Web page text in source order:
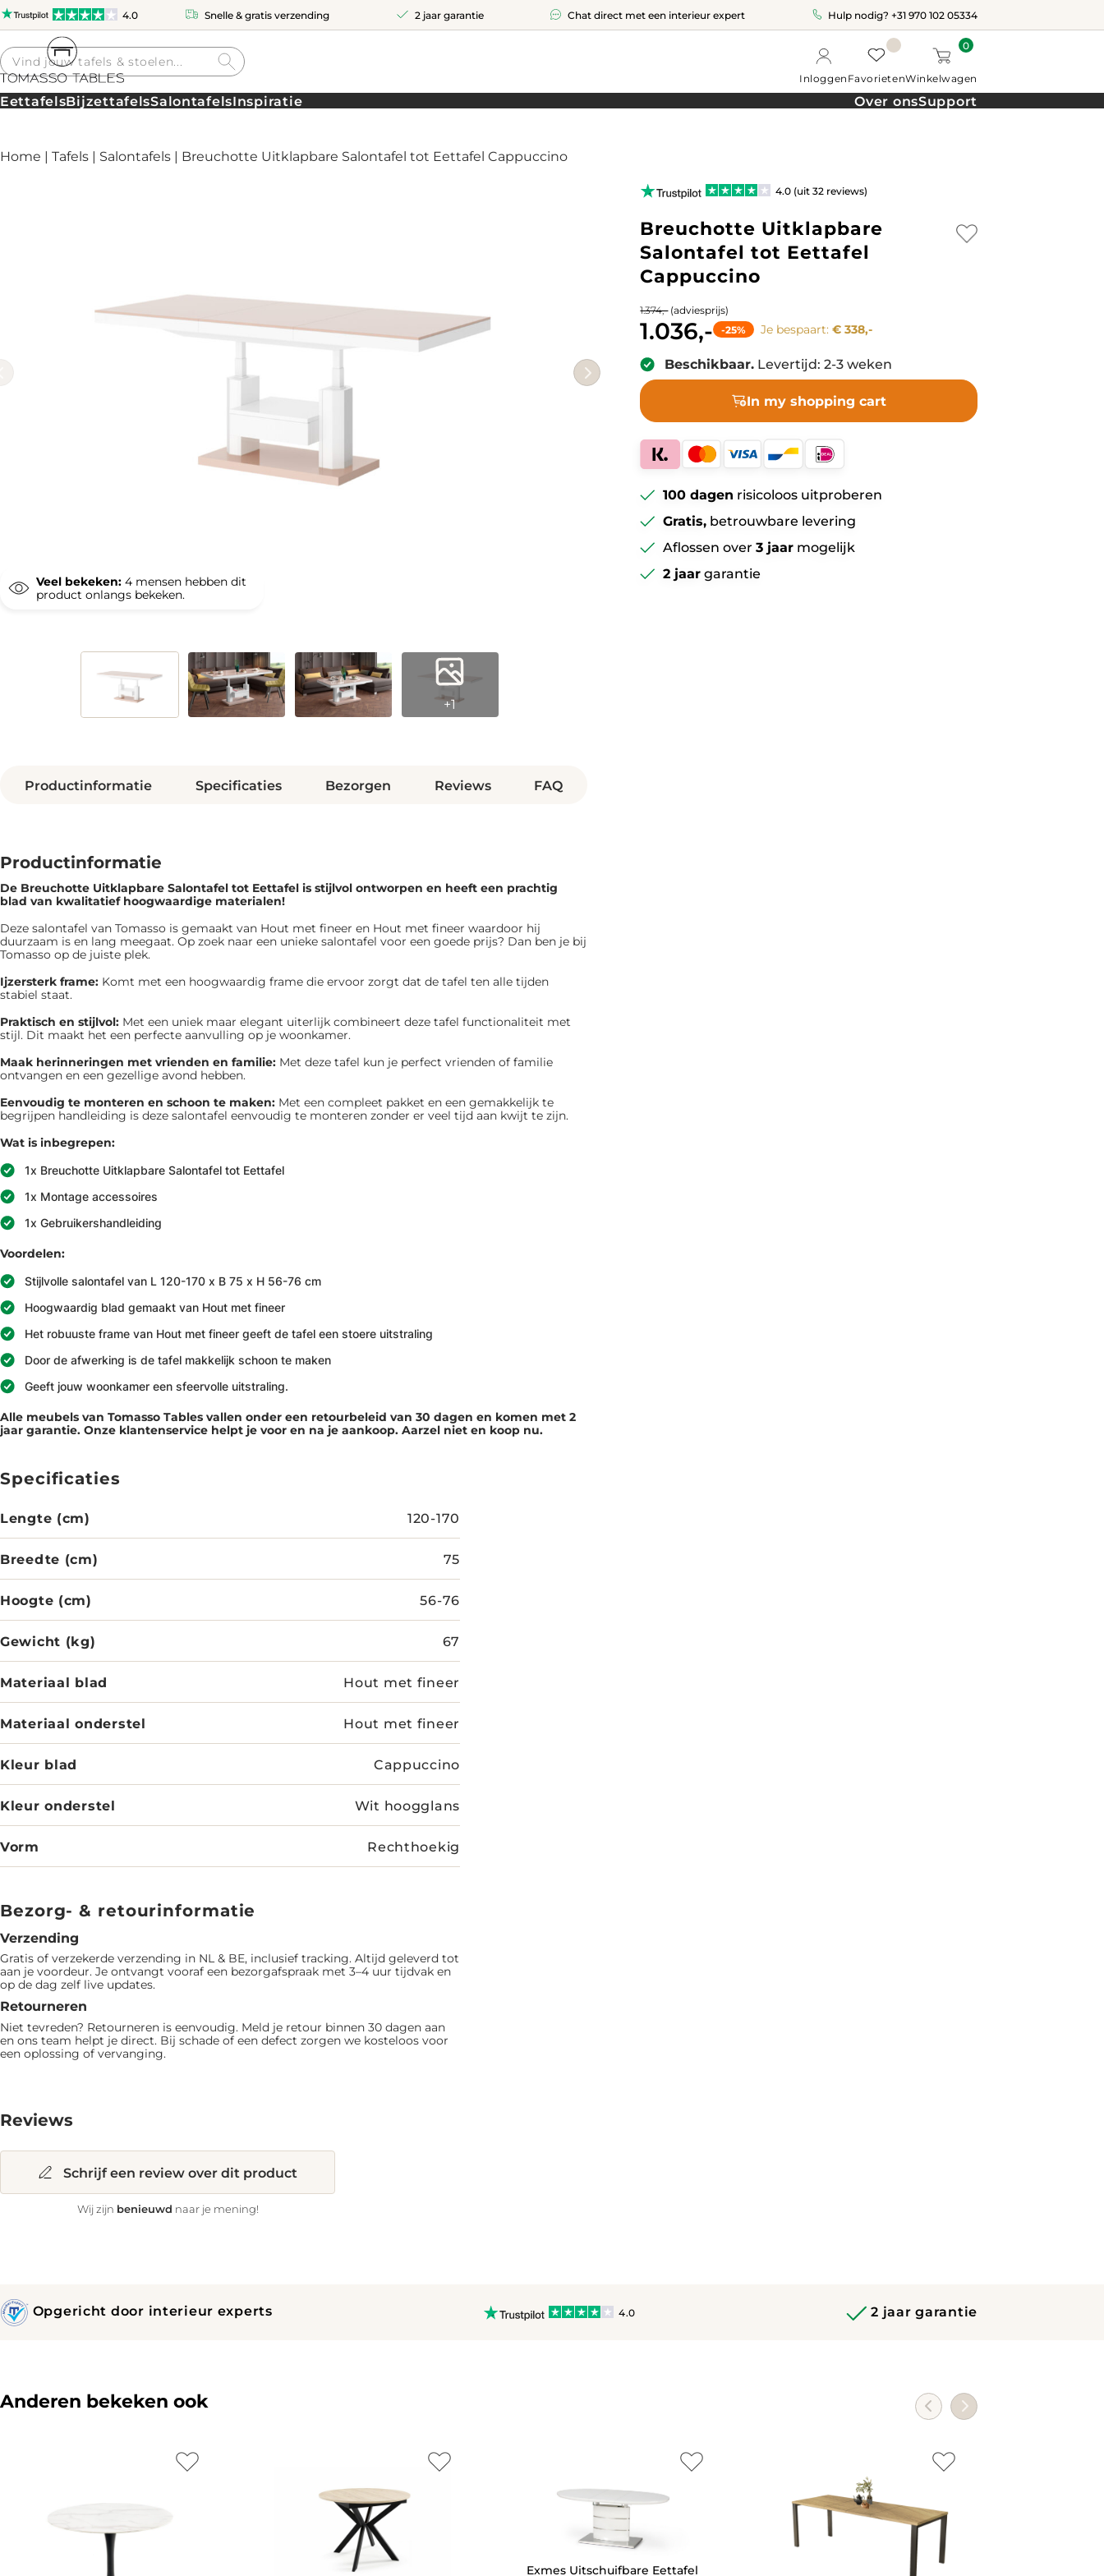
4.0 Snelle & gratis verzending 2 jaar garantie Chat direct met een interieur expert Hulp nodig? +31 970 102 05334
Producten
zoeken
InloggenFavorieten
0
Winkelwagen
EettafelsBijzettafelsSalontafelsInspiratie Over onsSupport
Home | Tafels | Salontafels | Breuchotte Uitklapbare Salontafel tot Eettafel Cappuccino
Veel bekeken: 4 mensen hebben dit
product onlangs bekeken.
+1
Productinformatie Specificaties Bezorgen Reviews FAQ
Productinformatie
De Breuchotte Uitklapbare Salontafel tot Eettafel is ​​stijlvol ontworpen en heeft een prachtig
blad van kwalitatief hoogwaardige materialen!
Deze salontafel van Tomasso is gemaakt van Hout met fineer en Hout met fineer waardoor hij
duurzaam is en lang meegaat. Op zoek naar een unieke salontafel voor een goede prijs? Dan ben je bij
Tomasso op de juiste plek.
Ijzersterk frame: Komt met een hoogwaardig frame die ervoor zorgt dat de tafel ten alle tijden
stabiel staat.
Praktisch en stijlvol: Met een uniek maar elegant uiterlijk combineert deze tafel functionaliteit met
stijl. Dit maakt het een perfecte aanvulling op je woonkamer.
Maak herinneringen met vrienden en familie: Met deze tafel kun je perfect vrienden of familie
ontvangen en een gezellige avond hebben.
Eenvoudig te monteren en schoon te maken: Met een compleet pakket en een gemakkelijk te
begrijpen handleiding is deze salontafel eenvoudig te monteren zonder er veel tijd aan kwijt te zijn.
Wat is inbegrepen:
1x Breuchotte Uitklapbare Salontafel tot Eettafel
1x Montage accessoires
1x Gebruikershandleiding
Voordelen:
Stijlvolle salontafel van L 120-170 x B 75 x H 56-76 cm
Hoogwaardig blad gemaakt van Hout met fineer
Het robuuste frame van Hout met fineer geeft de tafel een stoere uitstraling
Door de afwerking is de tafel makkelijk schoon te maken
Geeft jouw woonkamer een sfeervolle uitstraling.
Alle meubels van Tomasso Tables vallen onder een retourbeleid van 30 dagen en komen met 2
jaar garantie. Onze klantenservice helpt je voor en na je aankoop. Aarzel niet en koop nu.
Specificaties
Lengte (cm) 120-170
Breedte (cm) 75
Hoogte (cm) 56-76
Gewicht (kg) 67
Materiaal blad Hout met fineer
Materiaal onderstel Hout met fineer
Kleur blad Cappuccino
Kleur onderstel Wit hoogglans
Vorm Rechthoekig
Bezorg- & retourinformatie
Verzending
Gratis of verzekerde verzending in NL & BE, inclusief tracking. Altijd geleverd tot
aan je voordeur. Je ontvangt vooraf een bezorgafspraak met 3–4 uur tijdvak en
op de dag zelf live updates.
Retourneren
Niet tevreden? Retourneren is eenvoudig. Meld je retour binnen 30 dagen aan
en ons team helpt je direct. Bij schade of een defect zorgen we kosteloos voor
een oplossing of vervanging.
Reviews
Schrijf een review over dit product
Wij zijn benieuwd naar je mening!
4.0 (uit 32 reviews)
Breuchotte Uitklapbare
Salontafel tot Eettafel
Cappuccino
1.374,-(adviesprijs)
1.036,- -25% Je bespaart:€ 338,-
Beschikbaar. Levertijd: 2-3 weken
In my shopping cart
100 dagen risicoloos uitproberen
Gratis, betrouwbare levering
Aflossen over3 jaar mogelijk
2 jaargarantie
Opgericht door interieur experts 4.0 2 jaar garantie
Anderen bekeken ook
Exmes Uitschuifbare Eettafel